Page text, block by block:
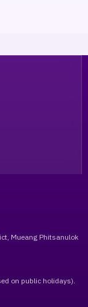
Mueang Phitsanulok
on public holidays).